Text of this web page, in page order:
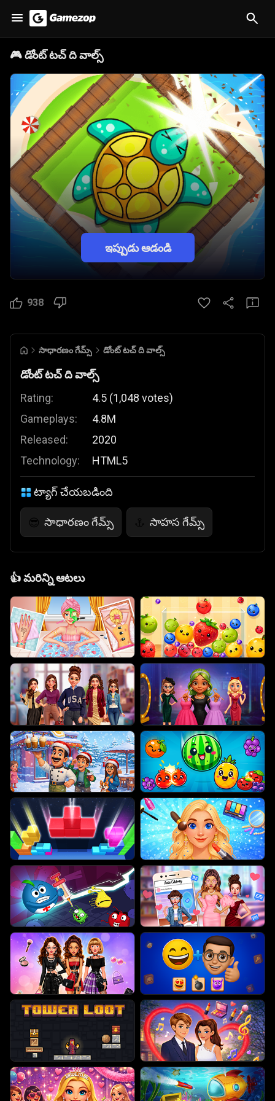
🎮డోంట్ టచ్ ది వాల్స్
ఇప్పుడు ఆడండి
938
సాధారణం గేమ్స్ డోంట్ టచ్ ది వాల్స్
డోంట్ టచ్ ది వాల్స్
Rating:
Gameplays:
Released:
Technology:
4.5 (1,048 votes)
4.8M
2020
HTML5
ట్యాగ్ చేయబడింది
😎 సాధారణం గేమ్స్ ⚓ సాహస గేమ్స్
👍మరిన్ని ఆటలు